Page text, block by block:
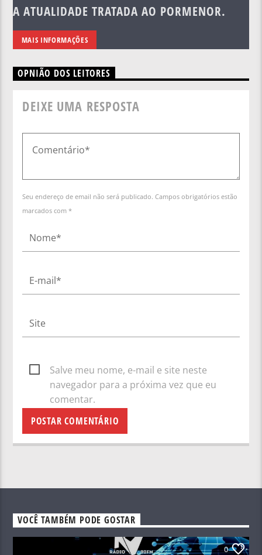
A ATUALIDADE TRATADA AO PORMENOR.
MAIS INFORMAÇÕES
OPNIÃO DOS LEITORES
DEIXE UMA RESPOSTA
Seu endereço de email não será publicado. Campos obrigatórios estão
marcados com *
Salve meu nome, e-mail e site neste
navegador para a próxima vez que eu
comentar.
VOCÊ TAMBÉM PODE GOSTAR
0